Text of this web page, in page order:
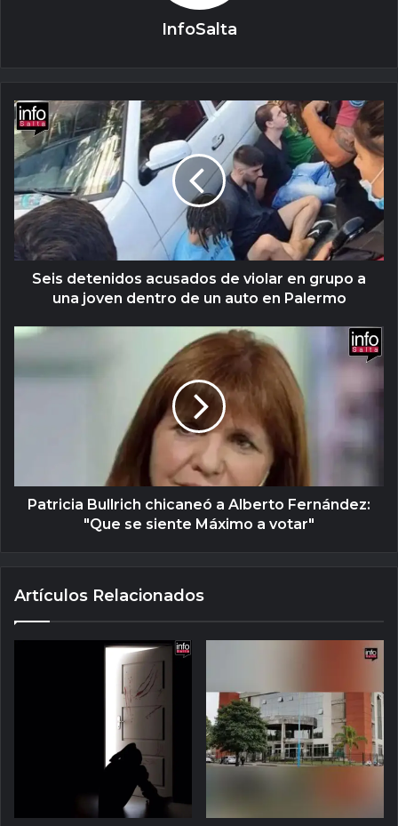
InfoSalta
Seis detenidos acusados de violar en grupo a
una joven dentro de un auto en Palermo
Patricia Bullrich chicaneó a Alberto Fernández:
"Que se siente Máximo a votar"
Artículos Relacionados